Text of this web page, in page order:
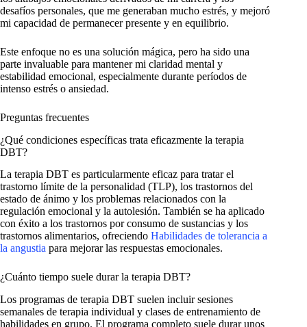
desafíos personales, que me generaban mucho estrés, y mejoró
mi capacidad de permanecer presente y en equilibrio.
Este enfoque no es una solución mágica, pero ha sido una
parte invaluable para mantener mi claridad mental y
estabilidad emocional, especialmente durante períodos de
intenso estrés o ansiedad.
Preguntas frecuentes
¿Qué condiciones específicas trata eficazmente la terapia
DBT?
La terapia DBT es particularmente eficaz para tratar el
trastorno límite de la personalidad (TLP), los trastornos del
estado de ánimo y los problemas relacionados con la
regulación emocional y la autolesión. También se ha aplicado
con éxito a los trastornos por consumo de sustancias y los
trastornos alimentarios, ofreciendo Habilidades de tolerancia a
la angustia para mejorar las respuestas emocionales.
¿Cuánto tiempo suele durar la terapia DBT?
Los programas de terapia DBT suelen incluir sesiones
semanales de terapia individual y clases de entrenamiento de
habilidades en grupo. El programa completo suele durar unos